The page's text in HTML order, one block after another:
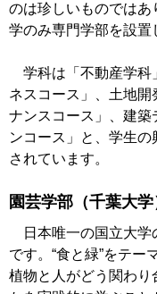
のは珍しいものでは
学のみ専門学部を設置
学科は「不動産学科
ネスコース」、土地開
ナンスコース」、建築
ンコース」と、学生
されています。
園芸学部（千葉大学
日本唯一の国立大学
です。“食と緑”をテー
植物と人がどう関わ